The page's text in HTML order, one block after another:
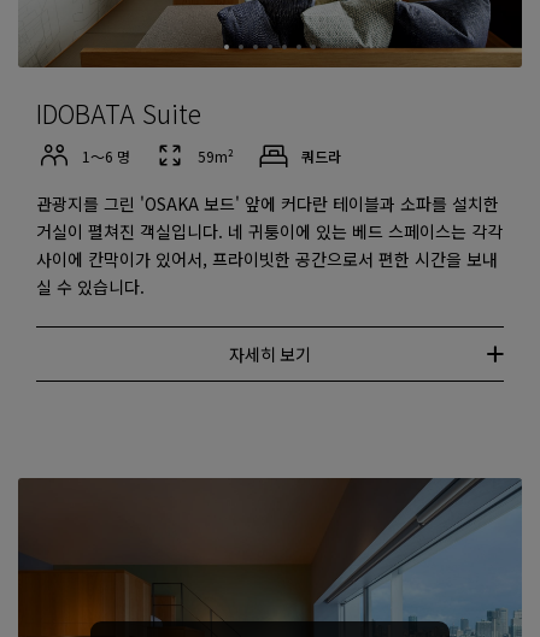
IDOBATA Suite
1～6 명 59m² 쿼드라
관광지를 그린 'OSAKA 보드' 앞에 커다란 테이블과 소파를 설치한
거실이 펼쳐진 객실입니다. 네 귀퉁이에 있는 베드 스페이스는 각각
사이에 칸막이가 있어서, 프라이빗한 공간으로서 편한 시간을 보내
실 수 있습니다.
자세히 보기